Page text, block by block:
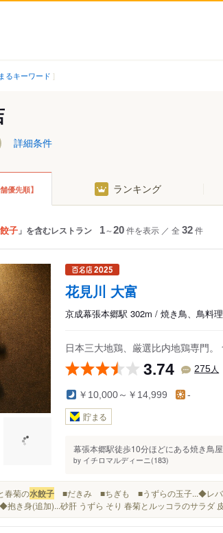
るキーワード
詳細条件
優先順】 ランキング
子 」を含むレストラン 1～20件を表示 ／ 全 32件
花見川 大富
京成幕張本郷駅 302m / 焼き鳥、鳥料
日本三大地鶏、厳選比内地鶏専門。
3.74 275人
￥10,000～￥14,999 -
貯まる
幕張本郷駅徒歩10分ほどにある焼き鳥
by イチロマルディーニ(183)
春菊の水餃子 ■だきみ ■ちぎも ■うずらの玉子...◆レバ
き身(追加)...砂肝 うずら そり 春菊とルッコラのサラダ